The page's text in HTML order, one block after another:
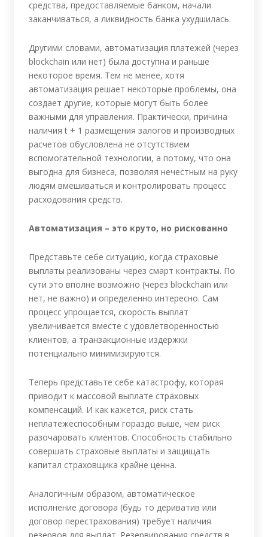
средства, предоставляемые банком, начали
заканчиваться, а ликвидность банка ухудшилась.
Другими словами, автоматизация платежей (через
blockchain или нет) была доступна и раньше
некоторое время. Тем не менее, хотя
автоматизация решает некоторые проблемы, она
создает другие, которые могут быть более
важными для управления. Практически, причина
наличия t + 1 размещения залогов и производных
расчетов обусловлена не отсутствием
вспомогательной технологии, а потому, что она
выгодна для бизнеса, позволяя нечестным на руку
людям вмешиваться и контролировать процесс
расходования средств.
Автоматизация – это круто, но рискованно
Представьте себе ситуацию, когда страховые
выплаты реализованы через смарт контракты. По
сути это вполне возможно (через blockchain или
нет, не важно) и определенно интересно. Сам
процесс упрощается, скорость выплат
увеличивается вместе с удовлетворенностью
клиентов, а транзакционные издержки
потенциально минимизируются.
Теперь представьте себе катастрофу, которая
приводит к массовой выплате страховых
компенсаций. И как кажется, риск стать
неплатежеспособным гораздо выше, чем риск
разочаровать клиентов. Способность стабильно
совершать страховые выплаты и защищать
капитал страховщика крайне ценна.
Аналогичным образом, автоматическое
исполнение договора (будь то дериватив или
договор перестрахования) требует наличия